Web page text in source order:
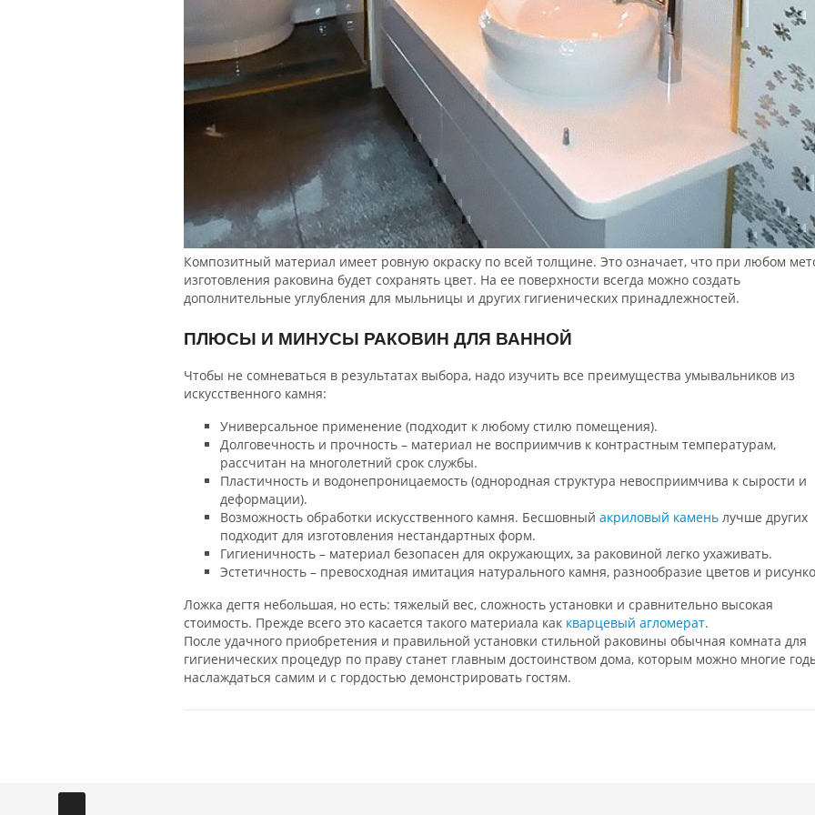
Композитный материал имеет ровную окраску по всей толщине. Это означает, что при любом
изготовления раковина будет сохранять цвет. На ее поверхности всегда можно создать
дополнительные углубления для мыльницы и других гигиенических принадлежностей.
ПЛЮСЫ И МИНУСЫ РАКОВИН ДЛЯ ВАННОЙ
Чтобы не сомневаться в результатах выбора, надо изучить все преимущества умывальников из
искусственного камня:
Универсальное применение (подходит к любому стилю помещения).
Долговечность и прочность – материал не восприимчив к контрастным температурам,
рассчитан на многолетний срок службы.
Пластичность и водонепроницаемость (однородная структура невосприимчива к сырости и
деформации).
Возможность обработки искусственного камня. Бесшовный акриловый камень лучше других
подходит для изготовления нестандартных форм.
Гигиеничность – материал безопасен для окружающих, за раковиной легко ухаживать.
Эстетичность – превосходная имитация натурального камня, разнообразие цветов и
Ложка дегтя небольшая, но есть: тяжелый вес, сложность установки и сравнительно высокая
стоимость. Прежде всего это касается такого материала как кварцевый агломерат.
После удачного приобретения и правильной установки стильной раковины обычная комната для
гигиенических процедур по праву станет главным достоинством дома, которым можно многие
наслаждаться самим и с гордостью демонстрировать гостям.